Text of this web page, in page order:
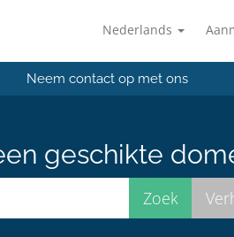
Nederlands
Neem contact op met ons
geschikte